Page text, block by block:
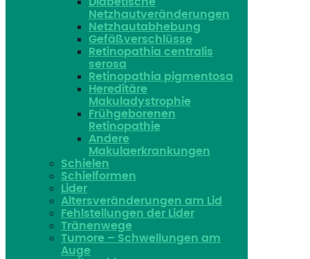
Diabetische
Netzhautveränderungen
Netzhautabhebung
Gefäßverschlüsse
Retinopathia centralis
serosa
Retinopathia pigmentosa
Hereditäre
Makuladystrophie
Frühgeborenen
Retinopathie
Andere
Makulaerkrankungen
Schielen
Schielformen
Lider
Altersveränderungen am Lid
Fehlstellungen der Lider
Tränenwege
Tumore – Schwellungen am
Auge